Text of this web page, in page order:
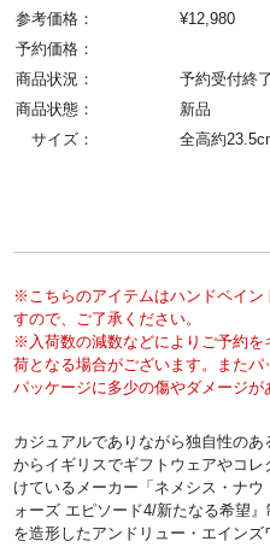
参考価格：
¥12,980
予約価格：
商品状況：
予約受付終了
商品状態：
新品
サイズ：
全高約
※こちらのアイテムはハンドペイン
すので、ご了承ください。
※入荷数の減数などによりご予約を
荷となる場合がございます。またパ
パッケージに多少の傷やダメージが
カジュアルでありながら独自性の
からイギリスでギフトウェアやコ
けているメーカー「ネメシス・ナ
ォーズ エピソード4/新たなる希望
を造形したアンドリュー・エイン